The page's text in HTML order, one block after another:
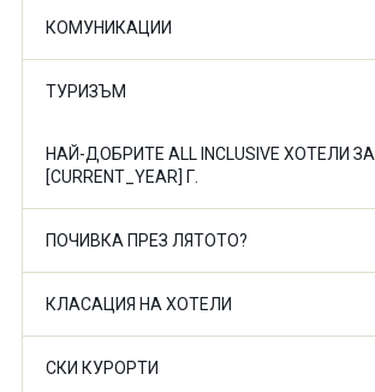
КОМУНИКАЦИИ
ТУРИЗЪМ
НАЙ-ДОБРИТЕ ALL INCLUSIVE ХОТЕЛИ ЗА
[CURRENT_YEAR] Г.
ПОЧИВКА ПРЕЗ ЛЯТОТО?
КЛАСАЦИЯ НА ХОТЕЛИ
СКИ КУРОРТИ